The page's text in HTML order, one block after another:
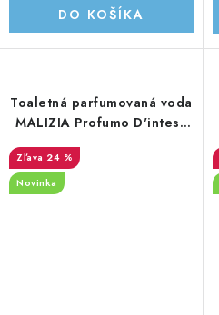
DO KOŠÍKA
Toaletná parfumovaná voda
MALIZIA Profumo D'intesa
24 %
Novinka